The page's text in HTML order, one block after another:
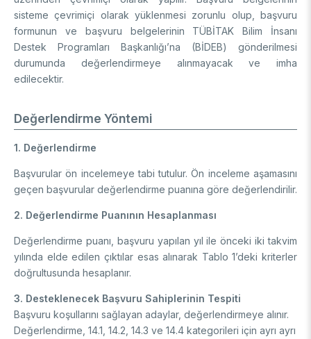
sisteme çevrimiçi olarak yüklenmesi zorunlu olup, başvuru
formunun ve başvuru belgelerinin TÜBİTAK Bilim İnsanı
Destek Programları Başkanlığı’na (BİDEB) gönderilmesi
durumunda değerlendirmeye alınmayacak ve imha
edilecektir.
Değerlendirme Yöntemi
1. Değerlendirme
Başvurular ön incelemeye tabi tutulur. Ön inceleme aşamasını
geçen başvurular değerlendirme puanına göre değerlendirilir.
2. Değerlendirme Puanının Hesaplanması
Değerlendirme puanı, başvuru yapılan yıl ile önceki iki takvim
yılında elde edilen çıktılar esas alınarak Tablo 1’deki kriterler
doğrultusunda hesaplanır.
3. Desteklenecek Başvuru Sahiplerinin Tespiti
Başvuru koşullarını sağlayan adaylar, değerlendirmeye alınır.
Değerlendirme, 14.1, 14.2, 14.3 ve 14.4 kategorileri için ayrı ayrı